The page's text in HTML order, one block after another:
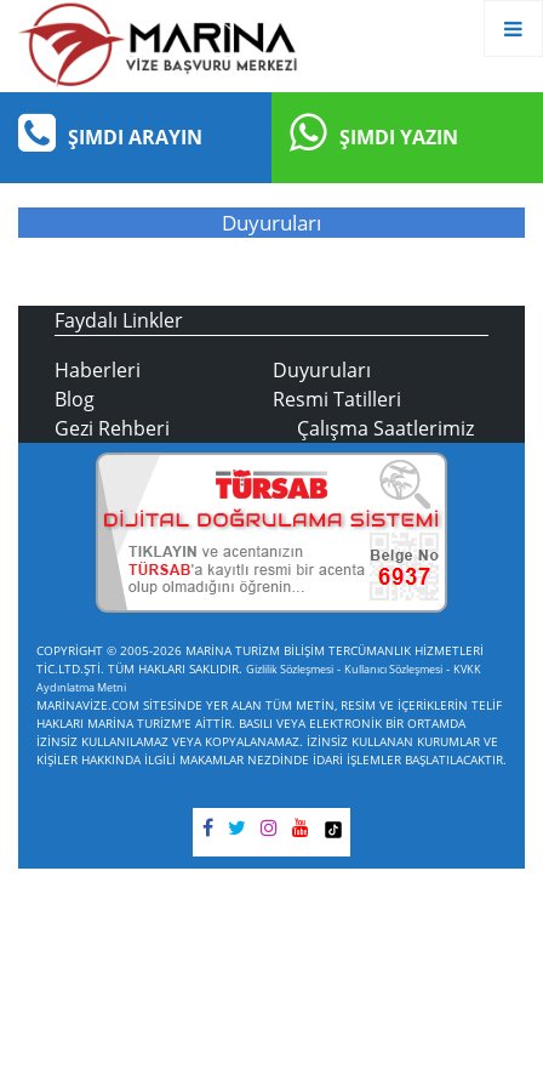
ŞIMDI ARAYIN ŞIMDI YAZIN
Duyuruları
Faydalı Linkler
Haberleri
Duyuruları
Blog
Resmi Tatilleri
Gezi Rehberi
Çalışma Saatlerimiz
COPYRİGHT © 2005-2026 MARİNA TURİZM BİLİŞİM TERCÜMANLIK HİZMETLERİ
TİC.LTD.ŞTİ. TÜM HAKLARI SAKLIDIR. Gizlilik Sözleşmesi - Kullanıcı Sözleşmesi - KVKK
Aydınlatma Metni
MARİNAVİZE.COM SİTESİNDE YER ALAN TÜM METİN, RESİM VE İÇERİKLERİN TELİF
HAKLARI MARİNA TURİZM'E AİTTİR. BASILI VEYA ELEKTRONİK BİR ORTAMDA
İZİNSİZ KULLANILAMAZ VEYA KOPYALANAMAZ. İZİNSİZ KULLANAN KURUMLAR VE
KİŞİLER HAKKINDA İLGİLİ MAKAMLAR NEZDİNDE İDARİ İŞLEMLER BAŞLATILACAKTIR.